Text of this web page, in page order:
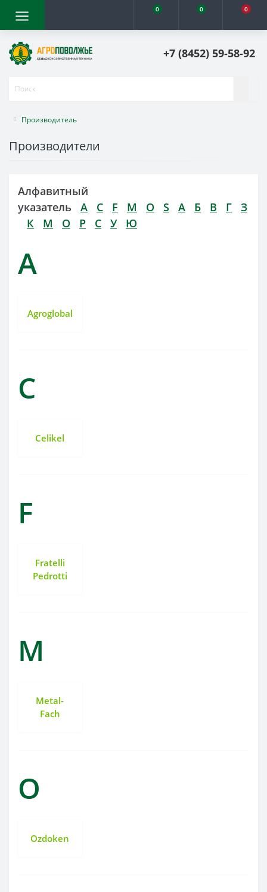
0 0 0
+7 (8452) 59-58-92
Производитель
Производители
Алфавитный
указатель A C F M O S А Б В Г
З
К
М О Р С У Ю
A
Agroglobal
C
Celikel
F
Fratelli
Pedrotti
M
Metal-
Fach
O
Ozdoken